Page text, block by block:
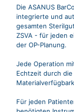
Die ASANUS
integrierte und
gesamten
ZSVA - für jeden
der OP-Planung.
Jede Operation
Echtzeit durch die
Für jeden